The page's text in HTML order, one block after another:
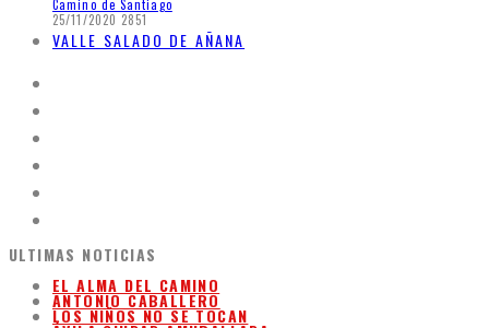
Camino de Santiago
25/11/2020 2851
VALLE SALADO DE AÑANA
ULTIMAS NOTICIAS
EL ALMA DEL CAMINO
ANTONIO CABALLERO
LOS NIÑOS NO SE TOCAN